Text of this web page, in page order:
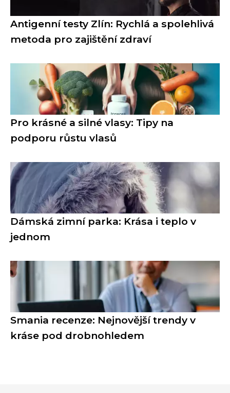
Antigenní testy Zlín: Rychlá a spolehlivá
metoda pro zajištění zdraví
Pro krásné a silné vlasy: Tipy na
podporu růstu vlasů
Dámská zimní parka: Krása i teplo v
jednom
Smania recenze: Nejnovější trendy v
kráse pod drobnohledem